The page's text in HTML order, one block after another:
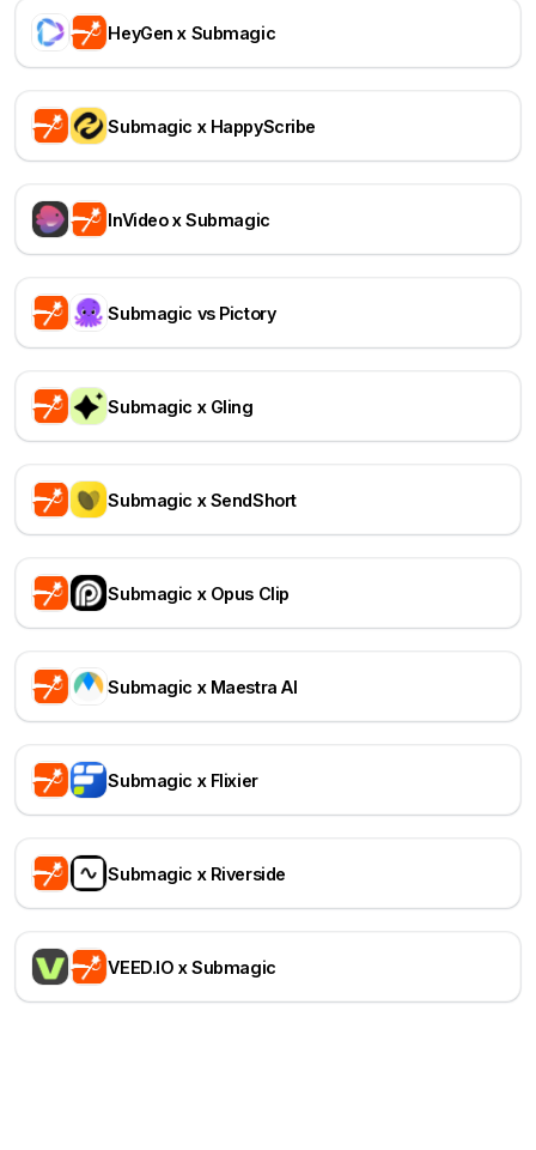
HeyGen x Submagic
Submagic x HappyScribe
InVideo x Submagic
Submagic vs Pictory
Submagic x Gling
Submagic x SendShort
Submagic x Opus Clip
Submagic x Maestra AI
Submagic x Flixier
Submagic x Riverside
VEED.IO x Submagic